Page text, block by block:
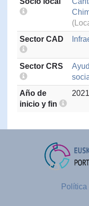
Sector CAD
Sector CRS
Año de
inicio y fin